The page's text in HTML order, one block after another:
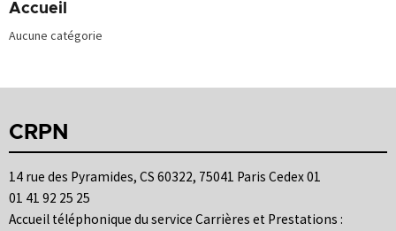
Accueil
Aucune catégorie
CRPN
14 rue des Pyramides, CS 60322, 75041 Paris Cedex 01
01 41 92 25 25
Accueil téléphonique du service Carrières et Prestations :